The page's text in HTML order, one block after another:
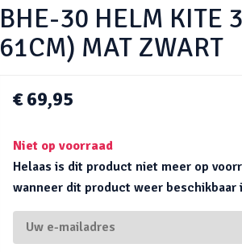
BHE-30 HELM KITE
61CM) MAT ZWART
€ 69,95
Niet op voorraad
Helaas is dit product niet meer op
wanneer dit product weer beschikbaar